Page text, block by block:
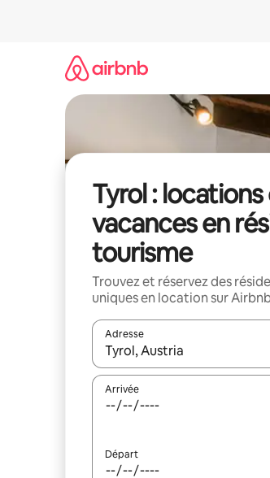
Tyrol : locations
vacances en
tourisme
Trouvez et réservez des
uniques en location sur
Adresse
Lorsque les résultats
Arrivée
Départ